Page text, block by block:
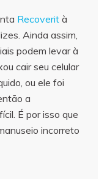
Recoverit à
Ainda assim,
podem levar à
cair seu celular
ou ele foi
a
É por isso que
incorreto